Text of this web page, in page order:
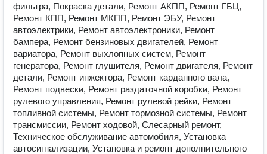
фильтра, Покраска детали, Ремонт АКПП, Ремонт ГБЦ,
Ремонт КПП, Ремонт МКПП, Ремонт ЭБУ, Ремонт
автоэлектрики, Ремонт автоэлектроники, Ремонт
бампера, Ремонт бензиновых двигателей, Ремонт
вариатора, Ремонт выхлопных систем, Ремонт
генератора, Ремонт глушителя, Ремонт двигателя, Ремонт
детали, Ремонт инжектора, Ремонт карданного вала,
Ремонт подвески, Ремонт раздаточной коробки, Ремонт
рулевого управления, Ремонт рулевой рейки, Ремонт
топливной системы, Ремонт тормозной системы, Ремонт
трансмиссии, Ремонт ходовой, Слесарный ремонт,
Техническое обслуживание автомобиля, Установка
автосигнализации, Установка и ремонт дополнительного